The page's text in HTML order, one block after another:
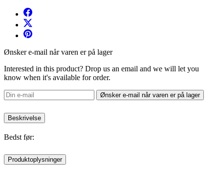
Ønsker e-mail når varen er på lager
Interested in this product? Drop us an email and we will let you
know when it's available for order.
Ønsker e-mail når varen er på lager
Beskrivelse
Bedst før:
Produktoplysninger